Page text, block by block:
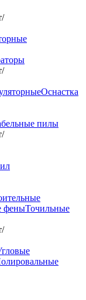
/
/
Оснастка
пилы
/
феныТочильные
/